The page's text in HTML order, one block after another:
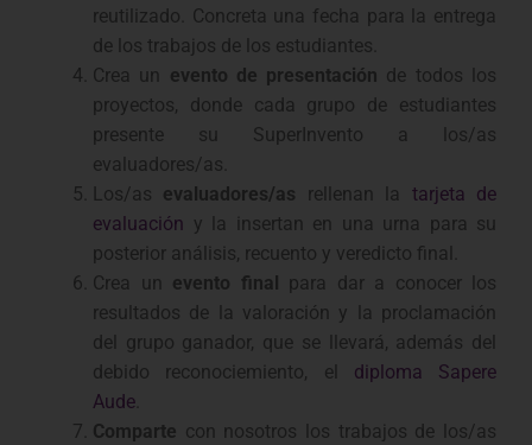
reutilizado. Concreta una fecha para la entrega
de los trabajos de los estudiantes.
Crea un evento de presentación de todos los
proyectos, donde cada grupo de estudiantes
presente su SuperInvento a los/as
evaluadores/as.
Los/as evaluadores/as rellenan la tarjeta de
evaluación y la insertan en una urna para su
posterior análisis, recuento y veredicto final.
Crea un evento final para dar a conocer los
resultados de la valoración y la proclamación
del grupo ganador, que se llevará, además del
debido reconociemiento, el diploma Sapere
Aude
Comparte con nosotros los trabajos de los/as